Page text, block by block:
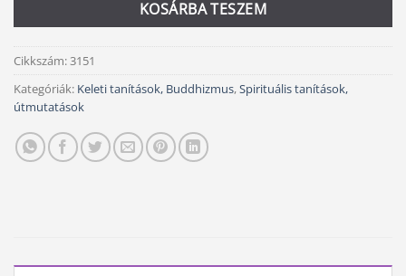
KOSÁRBA TESZEM
Cikkszám:3151
Kategóriák: Keleti tanítások, Buddhizmus,Spirituális tanítások,
útmutatások